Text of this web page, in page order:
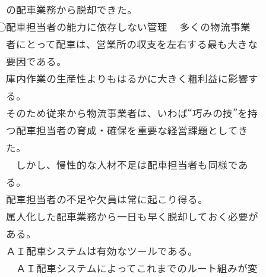
の配車業務から脱却できた。
⃝配車担当者の能力に依存しない管理 多くの物流事業
者にとって配車は、営業所の収支を左右する最も大きな
要因である。
庫内作業の生産性よりもはるかに大きく粗利益に影響す
る。
そのため従来から物流事業者は、いわば“巧みの技”を持
つ配車担当者の育成・確保を重要な経営課題としてき
た。
しかし、慢性的な人材不足は配車担当者も同様であ
る。
配車担当者の不足や欠員は常に起こり得る。
属人化した配車業務から一日も早く脱却しておく必要が
ある。
ＡＩ配車システムは有効なツールである。
ＡＩ配車システムによってこれまでのルート組みが変